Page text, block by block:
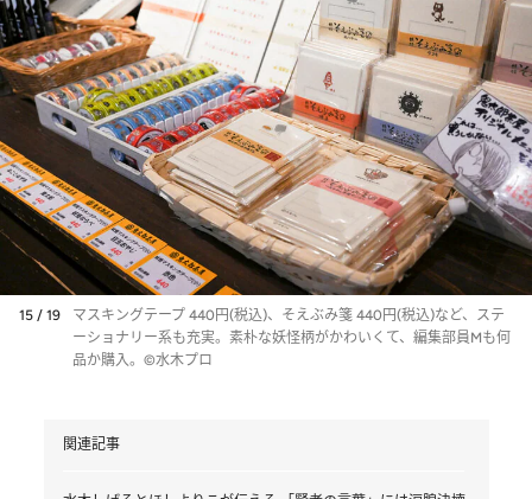
15 / 19
マスキングテープ 440円(税込)、そえぶみ箋 440円(税込)など、ステ
ーショナリー系も充実。素朴な妖怪柄がかわいくて、編集部員Mも何
品か購入。©水木プロ
関連記事